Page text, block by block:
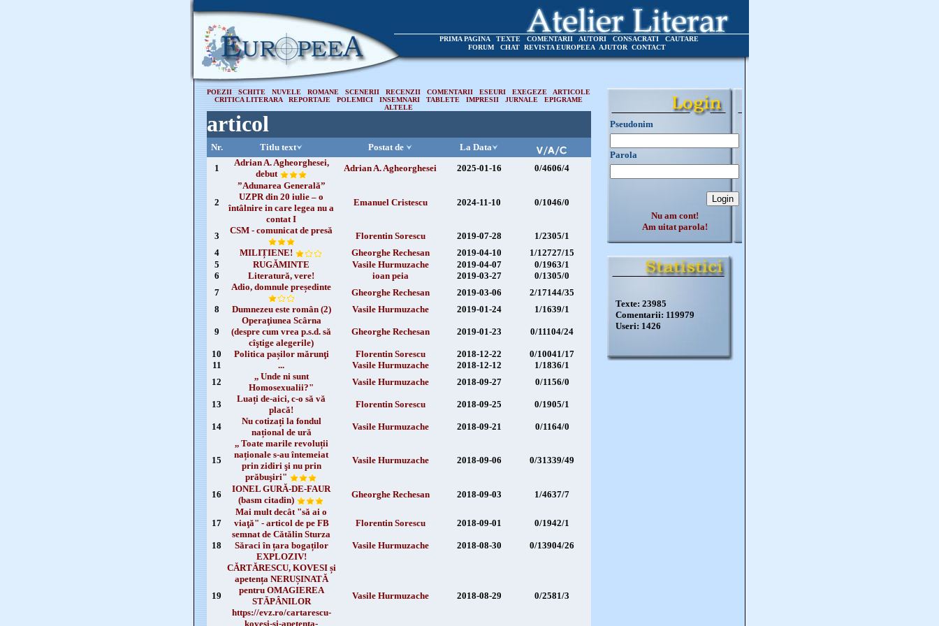
PRIMA PAGINA TEXTE COMENTARII AUTORI CONSACRATI
CAUTARE
FORUM
CHAT REVISTA EUROPEEA AJUTOR CONTACT
POEZII SCHITE NUVELE ROMANE SCENERII RECENZII COMENTARII ESEURI EXEGEZE
ARTICOLE
CRITICA LITERARA
REPORTAJE POLEMICI INSEMNARI TABLETE IMPRESII JURNALE
EPIGRAME
ALTELE
articol
Nr. Titlu text Postat de
La Data
1
Adrian A. Agheorghesei,
debut
Adrian A. Agheorghesei 2025-01-16 0/4606/4
2
”Adunarea Generală”
UZPR din 20 iulie – o
întâlnire in care legea nu a
contat I
Emanuel Cristescu 2024-11-10 0/1046/0
3
CSM - comunicat de presă
Florentin Sorescu 2019-07-28
1/2305/1
4
MILIȚIENE! Gheorghe Rechesan 2019-04-10
1/12727/15
5
RUGĂMINTE Vasile Hurmuzache 2019-04-07
0/1963/1
6
Literatură, vere! ioan peia 2019-03-27
0/1305/0
7
Adio, domnule președinte
Gheorghe Rechesan 2019-03-06
2/17144/35
8
Dumnezeu este român (2) Vasile Hurmuzache 2019-01-24 1/1639/1
9
Operaţiunea Scârna
(despre cum vrea p.s.d. să
cîştige alegerile)
Gheorghe Rechesan 2019-01-23 0/11104/24
10 Politica pașilor mărunţi Florentin Sorescu 2018-12-22
0/10041/17
11
... Vasile Hurmuzache 2018-12-12
1/1836/1
12
,, Unde ni sunt
Homosexualii?"
Vasile Hurmuzache 2018-09-27 0/1156/0
13
Luați de-aici, c-o să vă
placă!
Florentin Sorescu 2018-09-25 0/1905/1
14
Nu cotizați la fondul
național de ură
Vasile Hurmuzache 2018-09-21 0/1164/0
15
,, Toate marile revoluții
naționale s-au întemeiat
prin zidiri şi nu prin
prăbuşiri"
Vasile Hurmuzache 2018-09-06 0/31339/49
16
IONEL GURĂ-DE-FAUR
(basm citadin)
Gheorghe Rechesan 2018-09-03 1/4637/7
17
Mai mult decât "să ai o
viaţă" - articol de pe FB
semnat de Cătălin Sturza
Florentin Sorescu 2018-09-01 0/1942/1
18 Săraci în țara bogaților Vasile Hurmuzache 2018-08-30 0/13904/26
19
EXPLOZIV!
CĂRTĂRESCU, KOVESI și
apetența NERUȘINATĂ
pentru OMAGIEREA
STĂPÂNILOR
https://evz.ro/cartarescu-
kovesi-si-apetenta-
Vasile Hurmuzache 2018-08-29 0/2581/3
Pseudonim
Parola
Nu am cont!
Am uitat parola!
Texte: 23985
Comentarii: 119979
Useri: 1426